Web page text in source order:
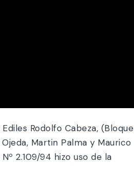
Rodolfo Cabeza, (Bloque
Martin Palma y Maurico
2.109/94 hizo uso de la